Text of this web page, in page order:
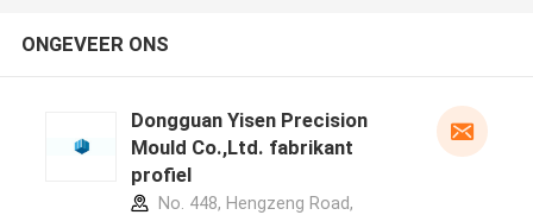
ONGEVEER ONS
Dongguan Yisen Precision
Mould Co.,Ltd. fabrikant
profiel
No. 448, Hengzeng Road,